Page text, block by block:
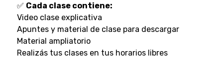
✅ Cada clase contiene:
Video clase explicativa
Apuntes y material de clase para descargar
Material ampliatorio
Realizás tus clases en tus horarios libres